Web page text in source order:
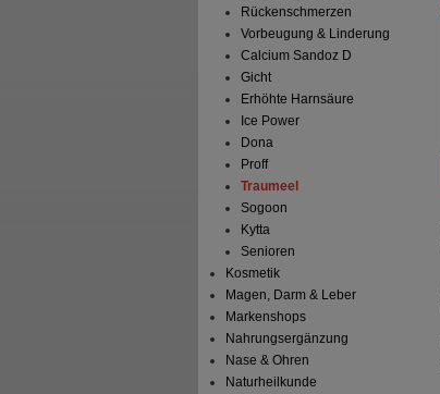
Rückenschmerzen
Vorbeugung & Linderung
Calcium Sandoz D
Gicht
Erhöhte Harnsäure
Ice Power
Dona
Proff
Traumeel
Sogoon
Kytta
Senioren
Kosmetik
Magen, Darm & Leber
Markenshops
Nahrungsergänzung
Nase & Ohren
Naturheilkunde
AVP ***
Unser Preis*
Sie sparen
Grundpreis